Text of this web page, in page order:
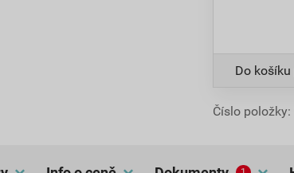
Do
Číslo položky: